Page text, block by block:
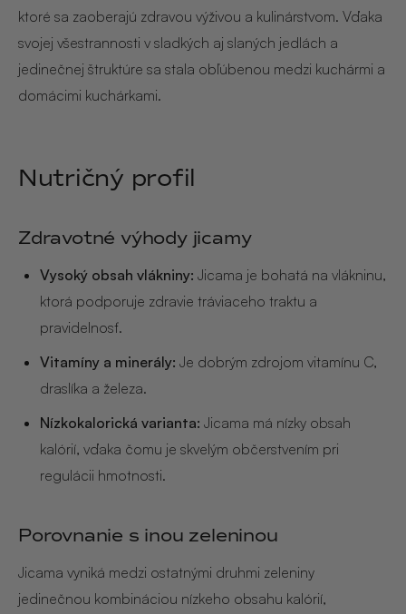
ktoré sa zaoberajú zdravou výživou a kulinárstvom. Vďaka
svojej všestrannosti v sladkých aj slaných jedlách a
jedinečnej štruktúre sa stala obľúbenou medzi kuchármi a
domácimi kuchárkami.
Nutričný profil
Zdravotné výhody jicamy
Vysoký obsah vlákniny: Jicama je bohatá na vlákninu,
ktorá podporuje zdravie tráviaceho traktu a
pravidelnosť.
Vitamíny a minerály: Je dobrým zdrojom vitamínu C,
draslíka a železa.
Nízkokalorická varianta: Jicama má nízky obsah
kalórií, vďaka čomu je skvelým občerstvením pri
regulácii hmotnosti.
Porovnanie s inou zeleninou
Jicama vyniká medzi ostatnými druhmi zeleniny
jedinečnou kombináciou nízkeho obsahu kalórií,